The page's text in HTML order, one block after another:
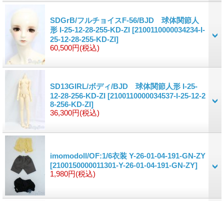
SDGrB/フルチョイスF-56/BJD 球体関節人
形 I-25-12-28-255-KD-ZI [2100110000034234-I-
25-12-28-255-KD-ZI]
60,500円(税込)
SD13GIRL/ボディ/BJD 球体関節人形 I-25-
12-28-256-KD-ZI [2100110000034537-I-25-12-2
8-256-KD-ZI]
36,300円(税込)
imomodoll/OF:1/6衣装 Y-26-01-04-191-GN-ZY
[2100150000011301-Y-26-01-04-191-GN-ZY]
1,980円(税込)